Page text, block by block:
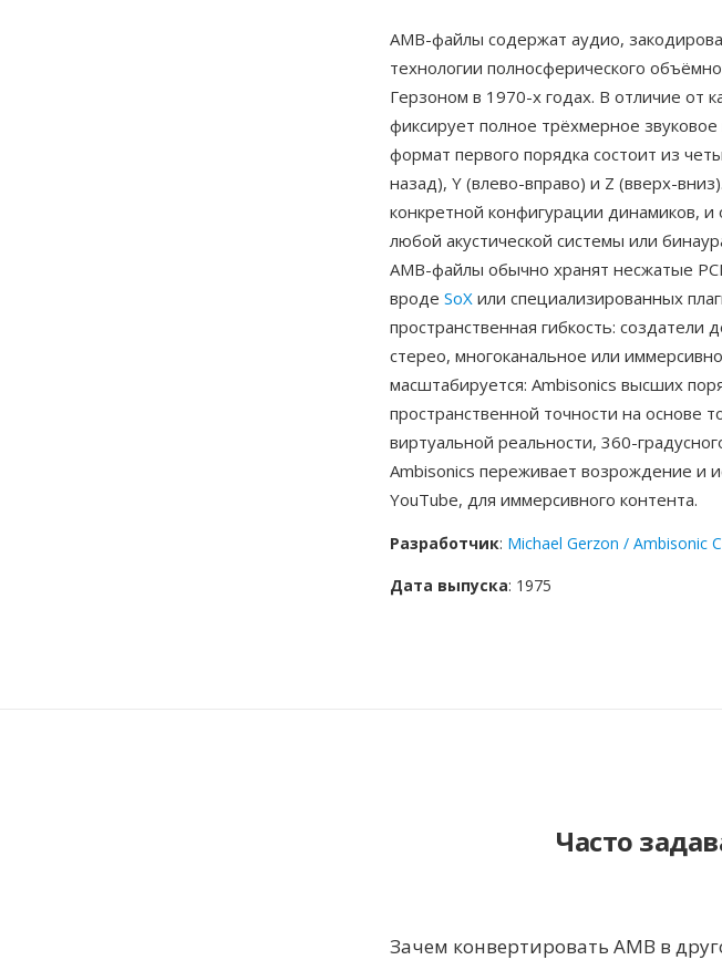
AMB-файлы содержат аудио,
технологии полносферического
Герзоном в 1970-х годах. В отличие от
фиксирует полное трёхмерное
формат первого порядка состоит из
назад), Y (влево-вправо) и Z (вверх-
конкретной конфигурации динамиков,
любой акустической системы или
AMB-файлы обычно хранят несжатые
вроде SoX или специализированных
пространственная гибкость:
стерео, многоканальное или
масштабируется: Ambisonics высших
пространственной точности на основе
виртуальной реальности, 360-
Ambisonics переживает возрождение и
YouTube, для иммерсивного контента.
Разработчик: Michael Gerzon / Ambisonic
Дата выпуска: 1975
Часто
Зачем конвертировать AMB в